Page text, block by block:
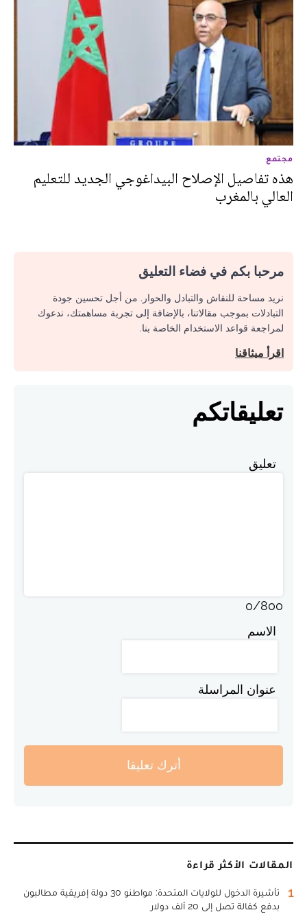
مجتمع
هذه تفاصيل الإصلاح البيداغوجي الجديد للتعليم
العالي بالمغرب
مرحبا بكم في فضاء التعليق
نريد مساحة للنقاش والتبادل والحوار. من أجل تحسين جودة
التبادلات بموجب مقالاتنا، بالإضافة إلى تجربة مساهمتك، ندعوك
لمراجعة قواعد الاستخدام الخاصة بنا.
اقرأ ميثاقنا
تعليقاتكم
تعليق
0/800
الاسم
عنوان المراسلة
أترك تعليقا
المقالات الأكثر قراءة
1
تأشيرة الدخول للولايات المتحدة: مواطنو 30 دولة إفريقية مطالبون
بدفع كفالة تصل إلى 20 ألف دولار